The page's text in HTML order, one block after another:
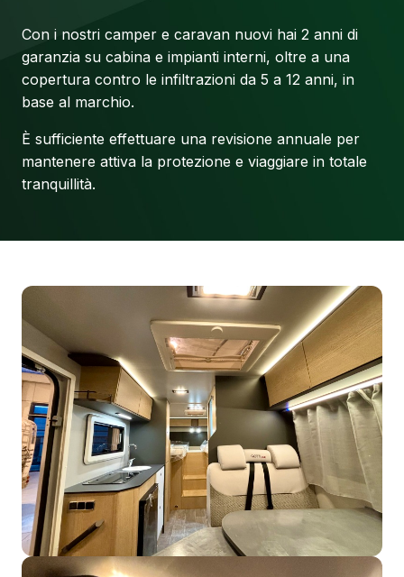
Con i nostri camper e caravan nuovi hai 2 anni di
garanzia su cabina e impianti interni, oltre a una
copertura contro le infiltrazioni da 5 a 12 anni, in
base al marchio.
È sufficiente effettuare una revisione annuale per
mantenere attiva la protezione e viaggiare in totale
tranquillità.